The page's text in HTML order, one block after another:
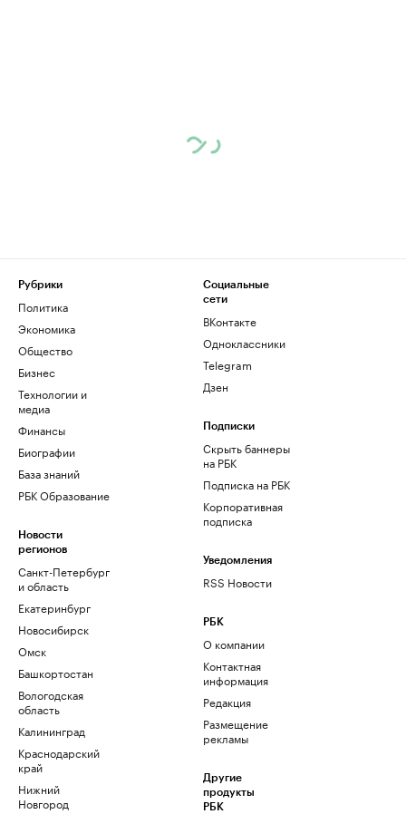
Рубрики
Политика
Экономика
Общество
Бизнес
Технологии и
медиа
Финансы
Биографии
База знаний
РБК Образование
Новости
регионов
Санкт-Петербург
и область
Екатеринбург
Новосибирск
Омск
Башкортостан
Вологодская
область
Калининград
Краснодарский
край
Нижний
Новгород
Социальные
сети
ВКонтакте
Одноклассники
Telegram
Дзен
Подписки
Скрыть баннеры
на РБК
Подписка на РБК
Корпоративная
подписка
Уведомления
RSS Новости
РБК
О компании
Контактная
информация
Редакция
Размещение
рекламы
Другие
продукты
РБК